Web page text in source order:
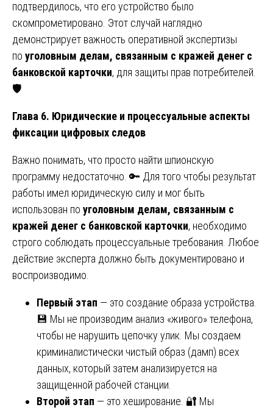
подтвердилось, что его устройство было
скомпрометировано. Этот случай наглядно
демонстрирует важность оперативной экспертизы
по уголовным делам, связанным с кражей денег с
банковской карточки, для защиты прав потребителей.
🛡️
Глава 6. Юридические и процессуальные аспекты
фиксации цифровых следов
Важно понимать, что просто найти шпионскую
программу недостаточно. 🔑 Для того чтобы результат
работы имел юридическую силу и мог быть
использован по уголовным делам, связанным с
кражей денег с банковской карточки, необходимо
строго соблюдать процессуальные требования. Любое
действие эксперта должно быть документировано и
воспроизводимо.
Первый этап — это создание образа устройства.
💾 Мы не производим анализ «живого» телефона,
чтобы не нарушить цепочку улик. Мы создаем
криминалистически чистый образ (дамп) всех
данных, который затем анализируется на
защищенной рабочей станции.
Второй этап — это хеширование. 🔐 Мы